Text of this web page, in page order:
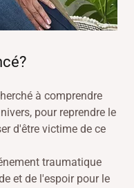
à comprendre
pour reprendre le
d'être victime de ce
traumatique
et de l'espoir pour le